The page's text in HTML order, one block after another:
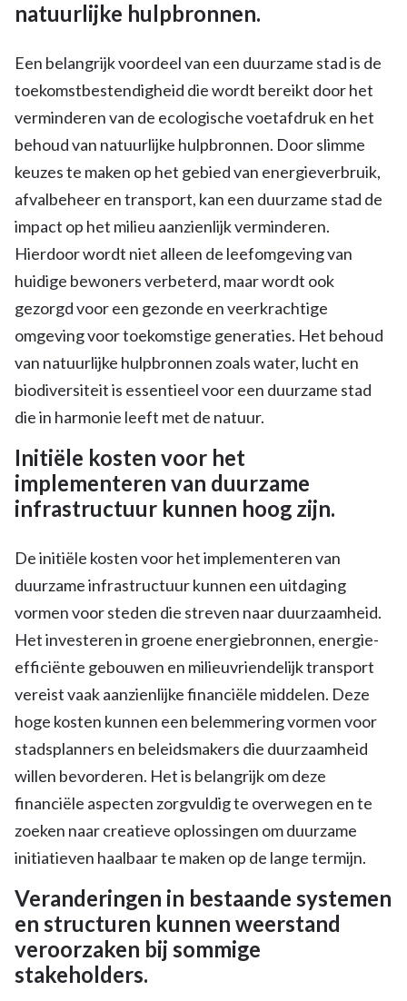
natuurlijke hulpbronnen.
Een belangrijk voordeel van een duurzame stad is de
toekomstbestendigheid die wordt bereikt door het
verminderen van de ecologische voetafdruk en het
behoud van natuurlijke hulpbronnen. Door slimme
keuzes te maken op het gebied van energieverbruik,
afvalbeheer en transport, kan een duurzame stad de
impact op het milieu aanzienlijk verminderen.
Hierdoor wordt niet alleen de leefomgeving van
huidige bewoners verbeterd, maar wordt ook
gezorgd voor een gezonde en veerkrachtige
omgeving voor toekomstige generaties. Het behoud
van natuurlijke hulpbronnen zoals water, lucht en
biodiversiteit is essentieel voor een duurzame stad
die in harmonie leeft met de natuur.
Initiële kosten voor het
implementeren van duurzame
infrastructuur kunnen hoog zijn.
De initiële kosten voor het implementeren van
duurzame infrastructuur kunnen een uitdaging
vormen voor steden die streven naar duurzaamheid.
Het investeren in groene energiebronnen, energie-
efficiënte gebouwen en milieuvriendelijk transport
vereist vaak aanzienlijke financiële middelen. Deze
hoge kosten kunnen een belemmering vormen voor
stadsplanners en beleidsmakers die duurzaamheid
willen bevorderen. Het is belangrijk om deze
financiële aspecten zorgvuldig te overwegen en te
zoeken naar creatieve oplossingen om duurzame
initiatieven haalbaar te maken op de lange termijn.
Veranderingen in bestaande systemen
en structuren kunnen weerstand
veroorzaken bij sommige
stakeholders.